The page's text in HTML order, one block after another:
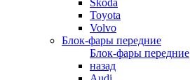
Skoda
Toyota
Volvo
Блок-фары передние
Блок-фары передние
назад